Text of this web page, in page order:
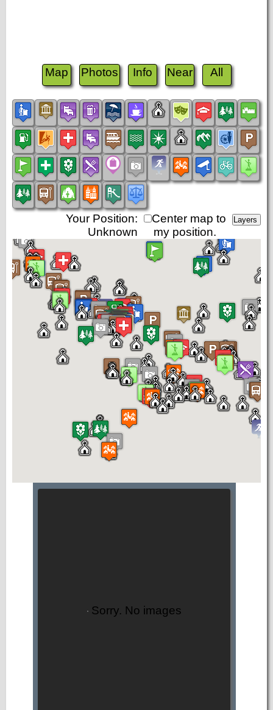
Map Photos Info Near All
Center map to
my position.
Your Position:
Unknown
Sorry. No images